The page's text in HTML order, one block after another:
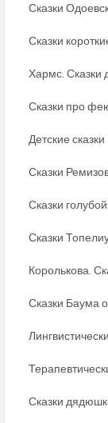
Сказки
Сказки
Хармс. Сказки
Сказки про
Детские
Сказки
Сказки
Сказки
Королькова.
Сказки Баума
Сказки